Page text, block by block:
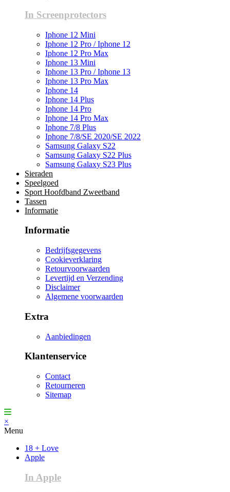
In Screenprotectors
Iphone 12 Mini
Iphone 12 Pro / Iphone 12
Iphone 12 Pro Max
Iphone 13 Mini
Iphone 13 Pro / Iphone 13
Iphone 13 Pro Max
Iphone 14
Iphone 14 Plus
Iphone 14 Pro
Iphone 14 Pro Max
Iphone 7/8 Plus
Iphone 7/8/SE 2020/SE 2022
Samsung Galaxy S22
Samsung Galaxy S22 Plus
Samsung Galaxy S23 Plus
Sieraden
Speelgoed
Sport Hoofdband Zweetband
Tassen
Informatie
Informatie
Bedrijfsgegevens
Cookieverklaring
Retourvoorwaarden
Levertijd en Verzending
Disclaimer
Algemene voorwaarden
Extra
Aanbiedingen
Klantenservice
Contact
Retourneren
Sitemap
×
Menu
18 + Love
Apple
In Apple